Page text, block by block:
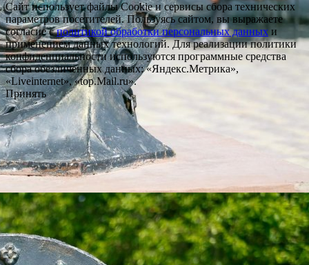
Сайт использует файлы Cookie и сервисы сбора технических
параметров посетителей. Пользуясь сайтом, вы выражаете
согласие сполитикой обработки персональных данных и
применением данных технологий. Для реализации политики
конфиденциальности используются программные средства
сбора обезличенных данных: «Яндекс.Метрика»,
«Liveinternet», «top.Mail.ru».
Принять